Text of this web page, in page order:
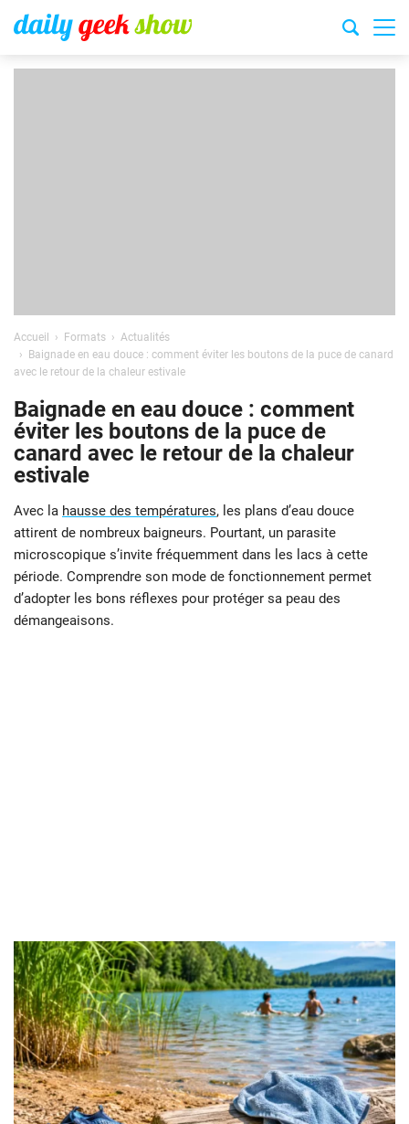
Accueil Formats
Actualités
Baignade en eau douce : comment éviter les boutons de la puce de canard
avec le retour de la chaleur estivale
Baignade en eau douce : comment
éviter les boutons de la puce de
canard avec le retour de la chaleur
estivale
Avec la hausse des températures, les plans d’eau douce
attirent de nombreux baigneurs. Pourtant, un parasite
microscopique s’invite fréquemment dans les lacs à cette
période. Comprendre son mode de fonctionnement permet
d’adopter les bons réflexes pour protéger sa peau des
démangeaisons.